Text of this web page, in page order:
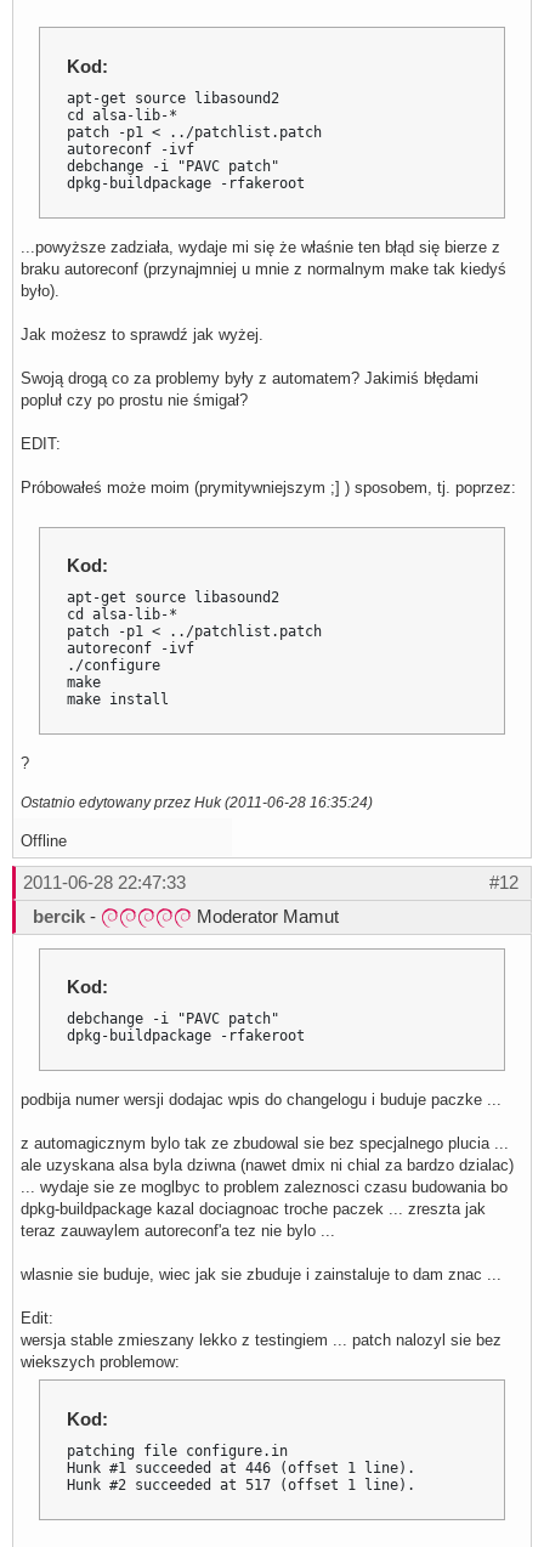
Kod:
apt-get source libasound2
cd alsa-lib-*
patch -p1 < ../patchlist.patch
autoreconf -ivf
debchange -i "PAVC patch"
dpkg-buildpackage -rfakeroot
...powyższe zadziała, wydaje mi się że właśnie ten błąd się bierze z
braku autoreconf (przynajmniej u mnie z normalnym make tak kiedyś
było).
Jak możesz to sprawdź jak wyżej.
Swoją drogą co za problemy były z automatem? Jakimiś błędami
popluł czy po prostu nie śmigał?
EDIT:
Próbowałeś może moim (prymitywniejszym ;] ) sposobem, tj. poprzez:
Kod:
apt-get source libasound2
cd alsa-lib-*
patch -p1 < ../patchlist.patch
autoreconf -ivf
./configure
make
make install
?
Ostatnio edytowany przez Huk (2011-06-28 16:35:24)
Offline
#12
2011-06-28 22:47:33
bercik - Moderator Mamut
Kod:
debchange -i "PAVC patch"
dpkg-buildpackage -rfakeroot
podbija numer wersji dodajac wpis do changelogu i buduje paczke ...
z automagicznym bylo tak ze zbudowal sie bez specjalnego plucia ...
ale uzyskana alsa byla dziwna (nawet dmix ni chial za bardzo dzialac)
... wydaje sie ze moglbyc to problem zaleznosci czasu budowania bo
dpkg-buildpackage kazal dociagnoac troche paczek ... zreszta jak
teraz zauwaylem autoreconf'a tez nie bylo ...
wlasnie sie buduje, wiec jak sie zbuduje i zainstaluje to dam znac ...
Edit:
wersja stable zmieszany lekko z testingiem ... patch nalozyl sie bez
wiekszych problemow:
Kod:
patching file configure.in
Hunk #1 succeeded at 446 (offset 1 line).
Hunk #2 succeeded at 517 (offset 1 line).